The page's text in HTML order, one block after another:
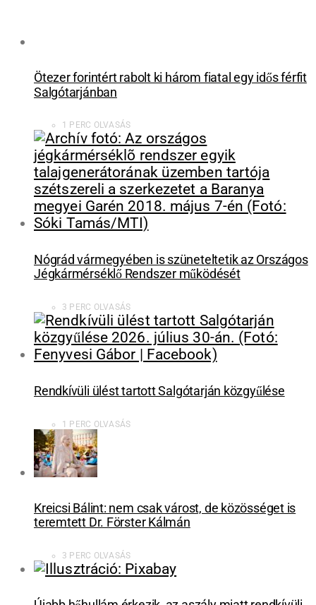
Ötezer forintért rabolt ki három fiatal egy idős férfit
Salgótarjánban
1 PERC OLVASÁS
Nógrád vármegyében is szüneteltetik az Országos
Jégkármérséklő Rendszer működését
3 PERC OLVASÁS
Rendkívüli ülést tartott Salgótarján közgyűlése
1 PERC OLVASÁS
Kreicsi Bálint: nem csak várost, de közösséget is
teremtett Dr. Förster Kálmán
3 PERC OLVASÁS